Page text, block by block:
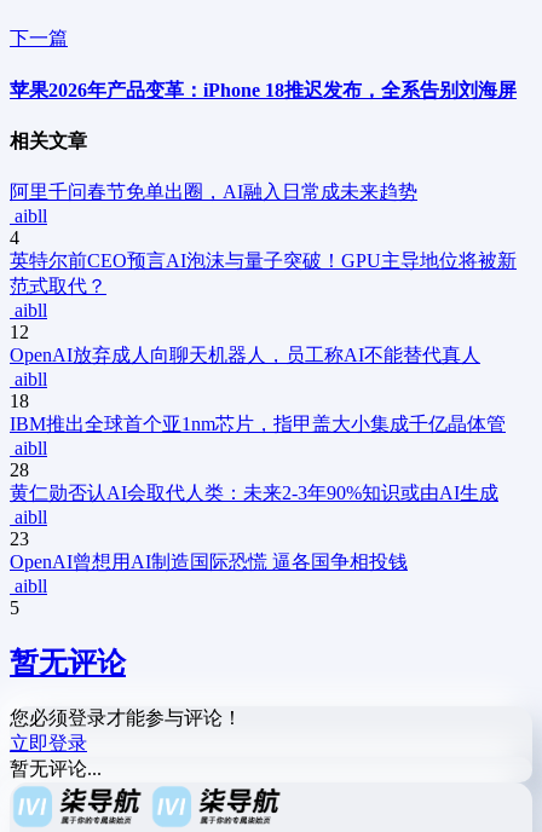
下一篇
苹果2026年产品变革：iPhone 18推迟发布，全系告别刘海屏
相关文章
阿里千问春节免单出圈，AI融入日常成未来趋势
aibll
4
英特尔前CEO预言AI泡沫与量子突破！GPU主导地位将被新
范式取代？
aibll
12
OpenAI放弃成人向聊天机器人，员工称AI不能替代真人
aibll
18
IBM推出全球首个亚1nm芯片，指甲盖大小集成千亿晶体管
aibll
28
黄仁勋否认AI会取代人类：未来2-3年90%知识或由AI生成
aibll
23
OpenAI曾想用AI制造国际恐慌 逼各国争相投钱
aibll
5
暂无评论
您必须登录才能参与评论！
立即登录
暂无评论...